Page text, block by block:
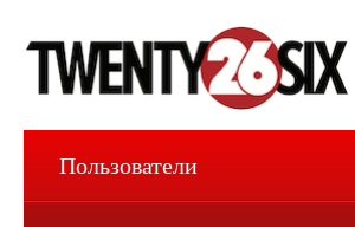
Пользователи